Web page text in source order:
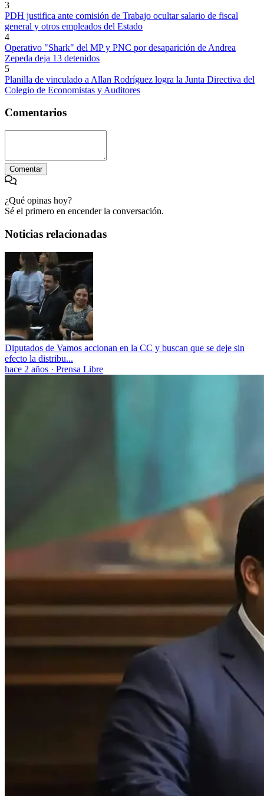
3
PDH justifica ante comisión de Trabajo ocultar salario de fiscal
general y otros empleados del Estado
4
Operativo "Shark" del MP y PNC por desaparición de Andrea
Zepeda deja 13 detenidos
5
Planilla de vinculado a Allan Rodríguez logra la Junta Directiva del
Colegio de Economistas y Auditores
Comentarios
Comentar
¿Qué opinas hoy?
Sé el primero en encender la conversación.
Noticias relacionadas
Diputados de Vamos accionan en la CC y buscan que se deje sin
efecto la distribu...
hace 2 años · Prensa Libre